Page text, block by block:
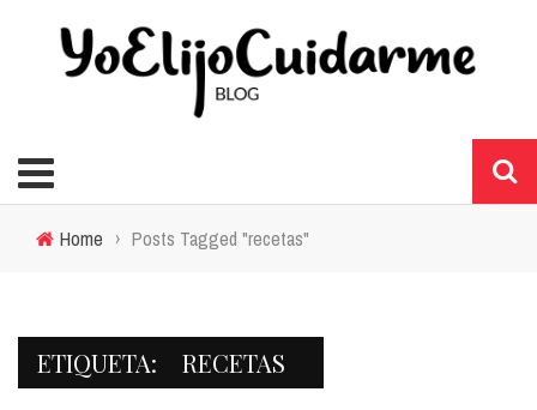
Home › Posts Tagged "recetas"
ETIQUETA: RECETAS